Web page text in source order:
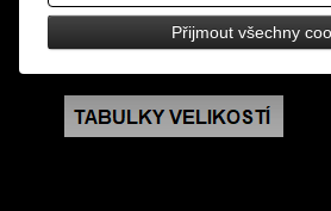
rozměry: šířka 0,4 cm, vnější
Přijmout všechny